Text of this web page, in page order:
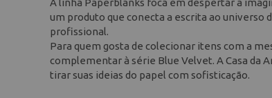
A linha Paperblanks foca em despertar a
um produto que conecta a escrita ao universo
profissional.
Para quem gosta de colecionar itens com a
complementar à série Blue Velvet. A Casa da
tirar suas ideias do papel com sofisticação.